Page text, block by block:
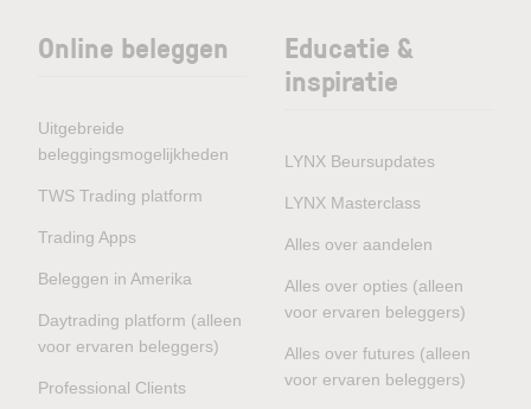
Online beleggen
Uitgebreide
beleggingsmogelijkheden
TWS Trading platform
Trading Apps
Beleggen in Amerika
Daytrading platform (alleen
voor ervaren beleggers)
Professional Clients
Educatie &
inspiratie
LYNX Beursupdates
LYNX Masterclass
Alles over aandelen
Alles over opties (alleen
voor ervaren beleggers)
Alles over futures (alleen
voor ervaren beleggers)